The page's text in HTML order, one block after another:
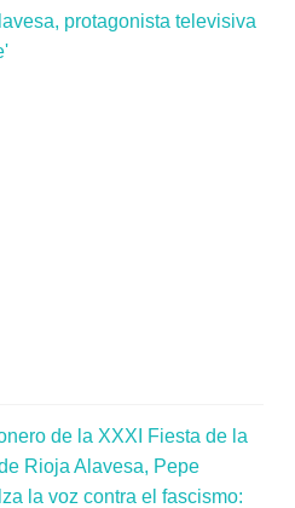
protagonista televisiva
de la XXXI Fiesta de la
Rioja Alavesa, Pepe
la voz contra el fascismo: